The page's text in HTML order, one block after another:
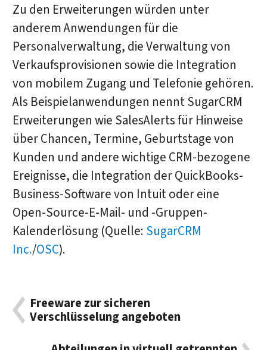
Zu den Erweiterungen würden unter
anderem Anwendungen für die
Personalverwaltung, die Verwaltung von
Verkaufsprovisionen sowie die Integration
von mobilem Zugang und Telefonie gehören.
Als Beispielanwendungen nennt SugarCRM
Erweiterungen wie SalesAlerts für Hinweise
über Chancen, Termine, Geburtstage von
Kunden und andere wichtige CRM-bezogene
Ereignisse, die Integration der QuickBooks-
Business-Software von Intuit oder eine
Open-Source-E-Mail- und -Gruppen-
Kalenderlösung (Quelle: SugarCRM
Inc./OSC).
Freeware zur sicheren
Verschlüsselung angeboten